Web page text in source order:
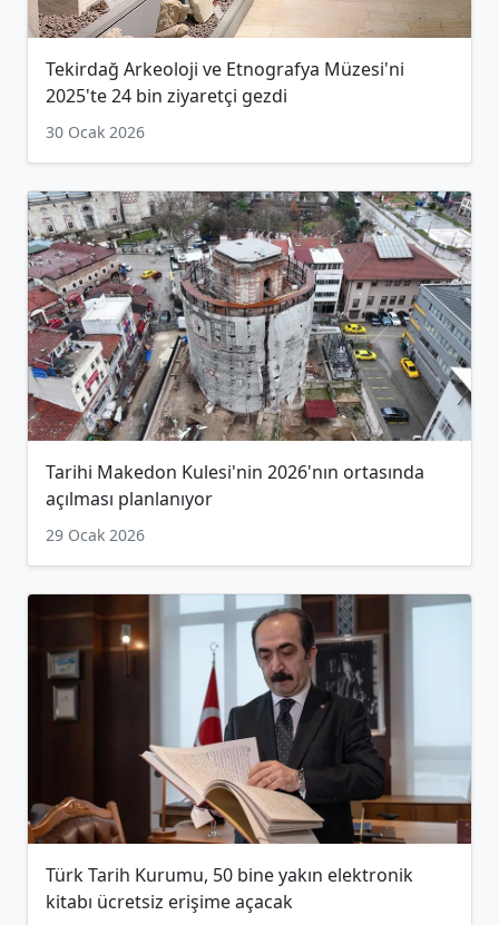
Tekirdağ Arkeoloji ve Etnografya Müzesi'ni
2025'te 24 bin ziyaretçi gezdi
30 Ocak 2026
Tarihi Makedon Kulesi'nin 2026'nın ortasında
açılması planlanıyor
29 Ocak 2026
Türk Tarih Kurumu, 50 bine yakın elektronik
kitabı ücretsiz erişime açacak